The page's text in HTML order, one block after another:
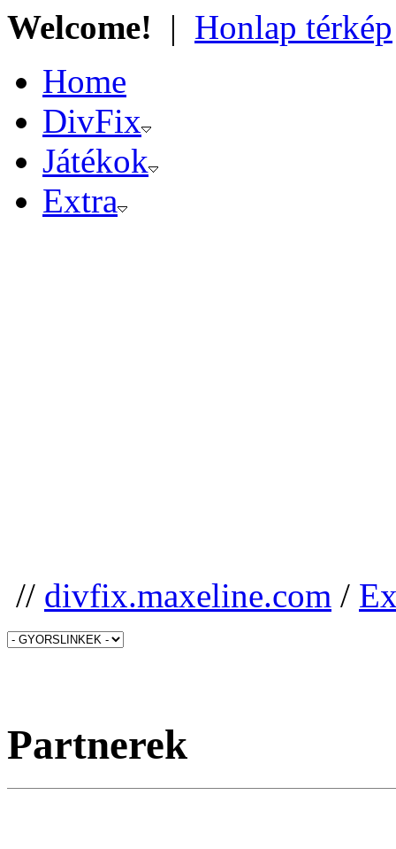
Welcome! | Honlap térkép
Home
DivFix
Játékok
Extra
// divfix.maxeline.com /
Partnerek